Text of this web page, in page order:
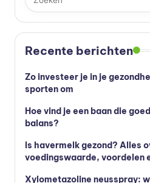
Recente berichten
Zo investeer je in je
sporten om
Hoe vind je een baan die
balans?
Is havermelk gezond? Alles
voedingswaarde, voordelen
Xylometazoline neusspray: